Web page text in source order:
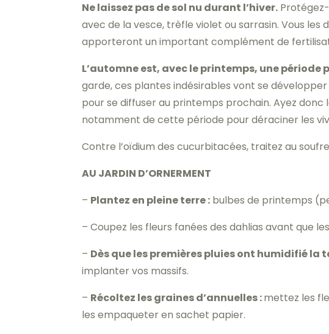
Ne laissez pas de sol nu durant l’hiver.
avec de la vesce, trèfle violet ou sarrasin. Vous
apporteront un important complément de
L’automne est, avec le printemps, une
garde, ces plantes indésirables vont se
pour se diffuser au printemps prochain. Ayez
notamment de cette période pour déraciner les
Contre l’oïdium des cucurbitacées, traitez au
AU JARDIN D’ORNERMENT
– Plantez en pleine terre : bulbes de printemps
– Coupez les fleurs fanées des dahlias avant que
– Dès que les premières pluies ont humidifié
implanter vos massifs.
– Récoltez les graines d’annuelles :mettez les
les empaqueter en sachet papier.